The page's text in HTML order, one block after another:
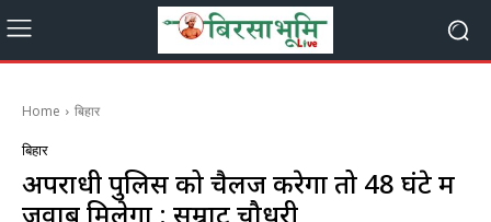
Home बिहार
बिहार
अपराधी पुलिस को चैलेंज करेगा तो 48 घंटे में
जवाब मिलेगा : सम्राट चौधरी